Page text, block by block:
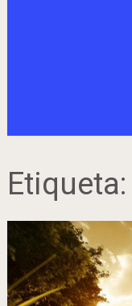
Etiqueta: